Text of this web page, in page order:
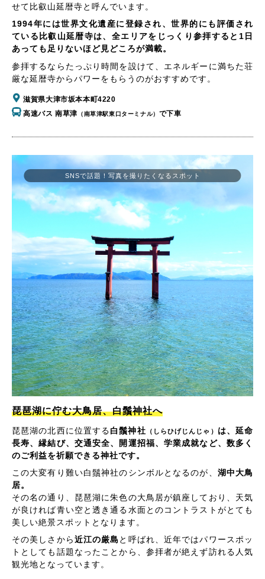
せて比叡山延暦寺と呼んでいます。
1994年には世界文化遺産に登録され、世界的にも評価され
ている比叡山延暦寺は、全エリアをじっくり参拝すると1日
あっても足りないほど見どころが満載。
参拝するならたっぷり時間を設けて、エネルギーに満ちた荘
厳な延暦寺からパワーをもらうのがおすすめです。
滋賀県大津市坂本本町4220
高速バス 南草津 （南草津駅東口ターミナル） で下車
琵琶湖に佇む大鳥居、白鬚神社へ
琵琶湖の北西に位置する白鬚神社 （しらひげじんじゃ）
は、延命
長寿、縁結び、交通安全、開運招福、学業成就など、数多く
のご利益を祈願できる神社です。
この大変有り難い白鬚神社のシンボルとなるのが、 湖中大鳥
居。
その名の通り、琵琶湖に朱色の大鳥居が鎮座しており、天気
が良ければ青い空と透き通る水面とのコントラストがとても
美しい絶景スポットとなります。
その美しさから近江の厳島 と呼ばれ、近年ではパワースポッ
トとしても話題なったことから、参拝者が絶えず訪れる人気
観光地となっています。
SNSで話題！写真を撮りたくなるスポット